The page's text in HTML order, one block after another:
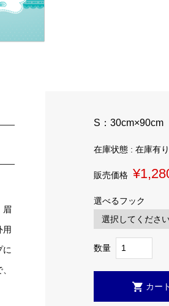
眉
用
に
S：30cm×90cm
在庫状態 : 在庫有り
販売価格
選べるフック
数量